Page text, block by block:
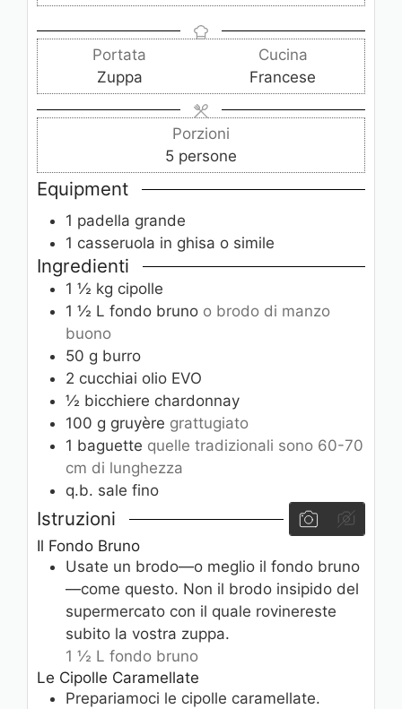
i
n
r
e
i
r
e
i
n
Portata
Zuppa
Cucina
Francese
Porzioni
5 persone
Equipment
1 padella grande
1 casseruola in ghisa o simile
Ingredienti
1 ½ kg cipolle
1 ½ L fondo bruno o brodo di manzo
buono
50 g burro
2 cucchiai olio EVO
½ bicchiere chardonnay
100 g gruyère grattugiato
1 baguette quelle tradizionali sono 60-70
cm di lunghezza
q.b. sale fino
Istruzioni
Il Fondo Bruno
Usate un brodo—o meglio il fondo bruno
—come questo. Non il brodo insipido del
supermercato con il quale rovinereste
subito la vostra zuppa.
1 ½ L fondo bruno
Le Cipolle Caramellate
Prepariamoci le cipolle caramellate.